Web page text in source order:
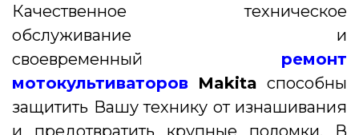
Качественное техническое
обслуживание и
своевременный ремонт
мотокультиваторов
Makita способны
защитить Вашу технику от изнашивания
и предотвратить крупные поломки. В